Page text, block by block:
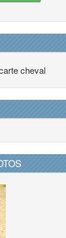
cheval